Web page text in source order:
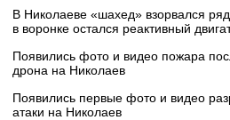
В Николаеве «шахед» взорвался
в воронке остался реактивный
Появились фото и видео пожара
дрона на Николаев
Появились первые фото и видео
атаки на Николаев